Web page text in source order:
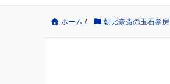
ホーム / 朝比奈斎の玉石参房